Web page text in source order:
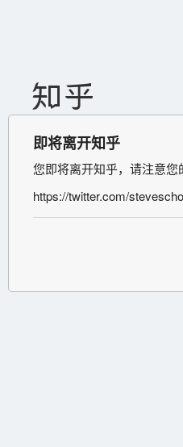
即将离开知乎
您即将离开知乎，请注意您